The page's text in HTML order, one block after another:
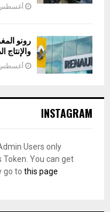
أغسطس 7,
رونو
والإنتاج
أغسطس 6,
INSTAGRAM
Users only:
Token. You can get
go to this page